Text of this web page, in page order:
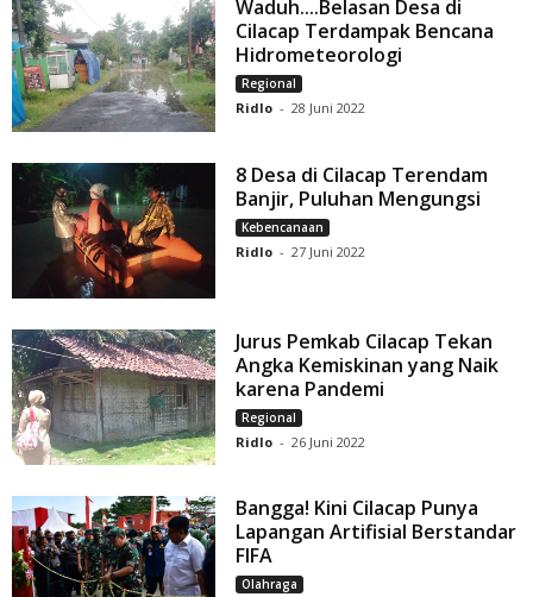
Waduh....Belasan Desa di
Cilacap Terdampak Bencana
Hidrometeorologi
Regional
Ridlo - 28 Juni 2022
8 Desa di Cilacap Terendam
Banjir, Puluhan Mengungsi
Kebencanaan
Ridlo - 27 Juni 2022
Jurus Pemkab Cilacap Tekan
Angka Kemiskinan yang Naik
karena Pandemi
Regional
Ridlo - 26 Juni 2022
Bangga! Kini Cilacap Punya
Lapangan Artifisial Berstandar
FIFA
Olahraga